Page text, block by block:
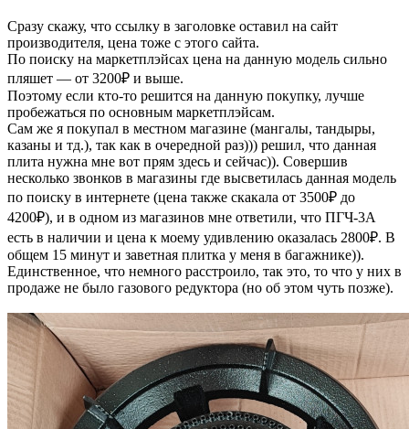
Сразу скажу, что ссылку в заголовке оставил на сайт
производителя, цена тоже с этого сайта.
По поиску на маркетплэйсах цена на данную модель сильно
пляшет — от 3200₽ и выше.
Поэтому если кто-то решится на данную покупку, лучше
пробежаться по основным маркетплэйсам.
Сам же я покупал в местном магазине (мангалы, тандыры,
казаны и тд.), так как в очередной раз))) решил, что данная
плита нужна мне вот прям здесь и сейчас)). Совершив
несколько звонков в магазины где высветилась данная модель
по поиску в интернете (цена также скакала от 3500₽ до
4200₽), и в одном из магазинов мне ответили, что ПГЧ-3А
есть в наличии и цена к моему удивлению оказалась 2800₽. В
общем 15 минут и заветная плитка у меня в багажнике)).
Единственное, что немного расстроило, так это, то что у них в
продаже не было газового редуктора (но об этом чуть позже).